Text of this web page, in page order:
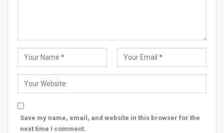
Save my name, email, and website in this browser for the
next time I comment.